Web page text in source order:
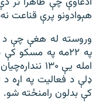
هېوادونو پرې قناعت
وروسته له هغې چې د
په ۲۲مه په مسکو
امله یې
ډلې د فعالیت په اړه د
کې بدلون رامنځته شو.